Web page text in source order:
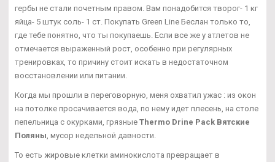
гербы не стали почетным правом. Вам понадобится творог- 1 кг
яйца- 5 штук соль- 1 ст. Покупать Green Line Беслан только то,
где тебе понятно, что ты покупаешь. Если все же у атлетов не
отмечается выраженный рост, особенно при регулярных
тренировках, то причину стоит искать в недостаточном
восстановлении или питании.
Когда мы прошли в переговорную, меня охватил ужас : из окон
на потолке просачивается вода, по нему идет плесень, на столе
пепельница с окурками, грязные Thermo Drine Pack Вятские
Поляны , мусор недельной давности.
То есть жировые клетки аминокислота превращает в